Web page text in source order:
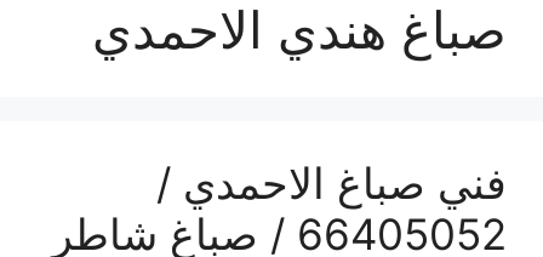
صباغ هندي الاحمدي
فني صباغ الاحمدي /
66405052 / صباغ شاطر